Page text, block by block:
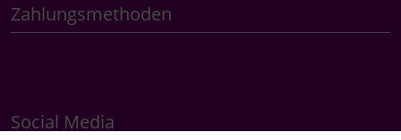
Zahlungsmethoden
Social Media